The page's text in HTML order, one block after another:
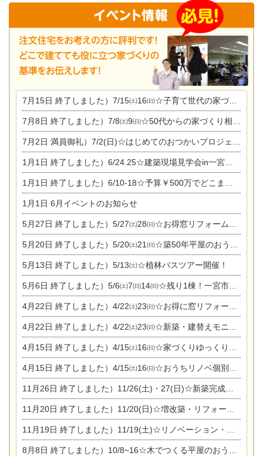
7月15日 終了しました）7/15㈯16㈰☆子育て世代の家づくり相談会
7月8日 終了しました）7/8㈯9㈰☆50代からの家づくり相談会
7月2日 満員御礼）7/2(日)☆はじめてのおつかいプロジェクト
1月1日 終了しました）6/24.25☆建築現場見学会in一宮市木曽川町
1月1日 終了しました）6/10-18☆予算￥500万でどこまでできるの？リフォーム相談会
1月1日 6月イベントのお知らせ
5月27日 終了しました）5/27㈯28㈰☆お得窓リフォーム個別相談会
5月20日 終了しました）5/20㈯21㈰☆築50年平屋のおうちリノベーション完成見学会
5月13日 終了しました）5/13㈯☆植林バスツアー開催！
5月6日 終了しました）5/6㈯7㈰14㈰☆残り1棟！一宮市限定モニター募集相談会(新築・建替え)
4月22日 終了しました）4/22㈯23㈰☆お得に窓リフォーム個別相談会
4月22日 終了しました）4/22㈯23㈰☆新築・建替えモニター募集個別相談会
4月15日 終了しました）4/15㈯16㈰☆家づくりゆっくりじっくり個別相談会
4月15日 終了しました）4/15㈯16㈰☆おうちリノベ個別相談会
11月26日 終了しました）11/26(土)・27(日)☆新築完成見学会 in一宮市あずら
11月20日 終了しました）11/20(日)☆増改築・リフォームまつり＆秋の味覚まつり＆芸術祭
11月19日 終了しました）11/19(土)☆リノベーション・家の修理まつり＆増改築・リフォームまつりin扶桑ゴルフ
8月8日 終了しました）10/8~16☆木でつくる平屋のおうちのつくり方【完全予約制】